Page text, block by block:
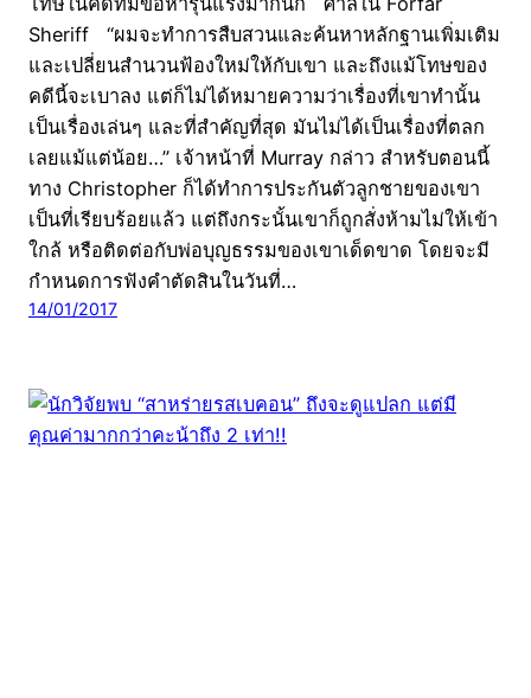
Sheriff “ผมจะทำการสืบสวนและค้นหาหลักฐานเพิ่มเติม
และเปลี่ยนสำนวนฟ้องใหม่ให้กับเขา และถึงแม้โทษของ
คดีนี้จะเบาลง แต่ก็ไม่ได้หมายความว่าเรื่องที่เขาทำนั้น
เป็นเรื่องเล่นๆ และที่สำคัญที่สุด มันไม่ได้เป็นเรื่องที่ตลก
เลยแม้แต่น้อย…” เจ้าหน้าที่ Murray กล่าว สำหรับตอนนี้
ทาง Christopher ก็ได้ทำการประกันตัวลูกชายของเขา
เป็นที่เรียบร้อยแล้ว แต่ถึงกระนั้นเขาก็ถูกสั่งห้ามไม่ให้เข้า
ใกล้ หรือติดต่อกับพ่อบุญธรรมของเขาเด็ดขาด โดยจะมี
กำหนดการฟังคำตัดสินในวันที่…
14/01/2017